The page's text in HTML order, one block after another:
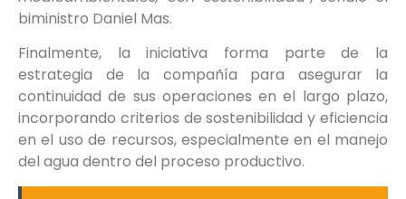
biministro Daniel Mas.
Finalmente, la iniciativa forma parte de la
estrategia de la compañía para asegurar la
continuidad de sus operaciones en el largo plazo,
incorporando criterios de sostenibilidad y eficiencia
en el uso de recursos, especialmente en el manejo
del agua dentro del proceso productivo.